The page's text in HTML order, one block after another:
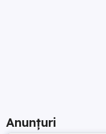
Anunțuri